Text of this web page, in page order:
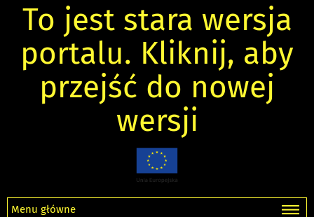
To jest stara wersja
portalu. Kliknij, aby
przejść do nowej
wersji
Menu główne